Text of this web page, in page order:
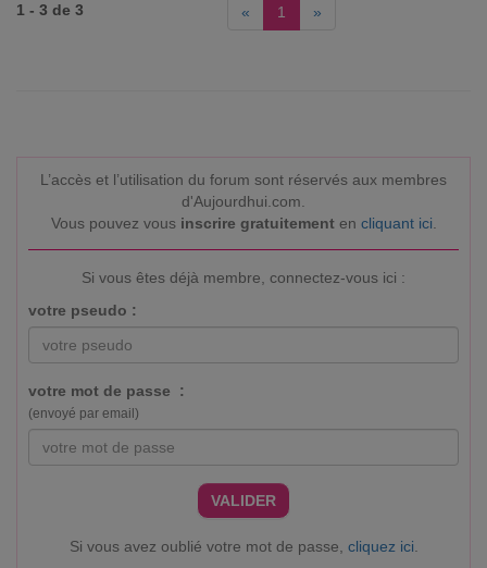
1 - 3 de 3 « 1 »
L’accès et l’utilisation du forum sont réservés aux membres
d'Aujourdhui.com.
Vous pouvez vous inscrire gratuitementen cliquant ici
Si vous êtes déjà membre, connectez-vous ici :
votre pseudo :
votre mot de passe :
(envoyé par email)
VALIDER
Si vous avez oublié votre mot de passe, cliquez ici